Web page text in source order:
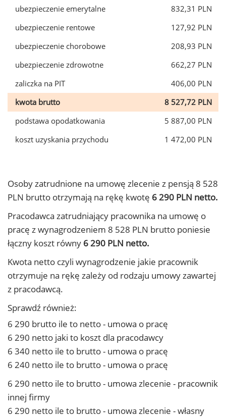
ubezpieczenie emerytalne
832,31 PLN
ubezpieczenie rentowe
127,92 PLN
ubezpieczenie chorobowe
208,93 PLN
ubezpieczenie zdrowotne
662,27 PLN
zaliczka na PIT
406,00 PLN
kwota brutto
8 527,72 PLN
podstawa opodatkowania
5 887,00 PLN
koszt uzyskania przychodu
1 472,00 PLN
Osoby zatrudnione na umowę zlecenie z pensją 8 528
PLN brutto otrzymają na rękę kwotę 6 290 PLN netto.
Pracodawca zatrudniający pracownika na umowę o
pracę z wynagrodzeniem 8 528 PLN brutto poniesie
łączny koszt równy 6 290 PLN netto.
Kwota netto czyli wynagrodzenie jakie pracownik
otrzymuje na rękę zależy od rodzaju umowy zawartej
z pracodawcą.
Sprawdź również:
6 290 brutto ile to netto - umowa o pracę
6 290 netto jaki to koszt dla pracodawcy
6 340 netto ile to brutto - umowa o pracę
6 240 netto ile to brutto - umowa o pracę
6 290 netto ile to brutto - umowa zlecenie - pracownik
innej firmy
6 290 netto ile to brutto - umowa zlecenie - własny